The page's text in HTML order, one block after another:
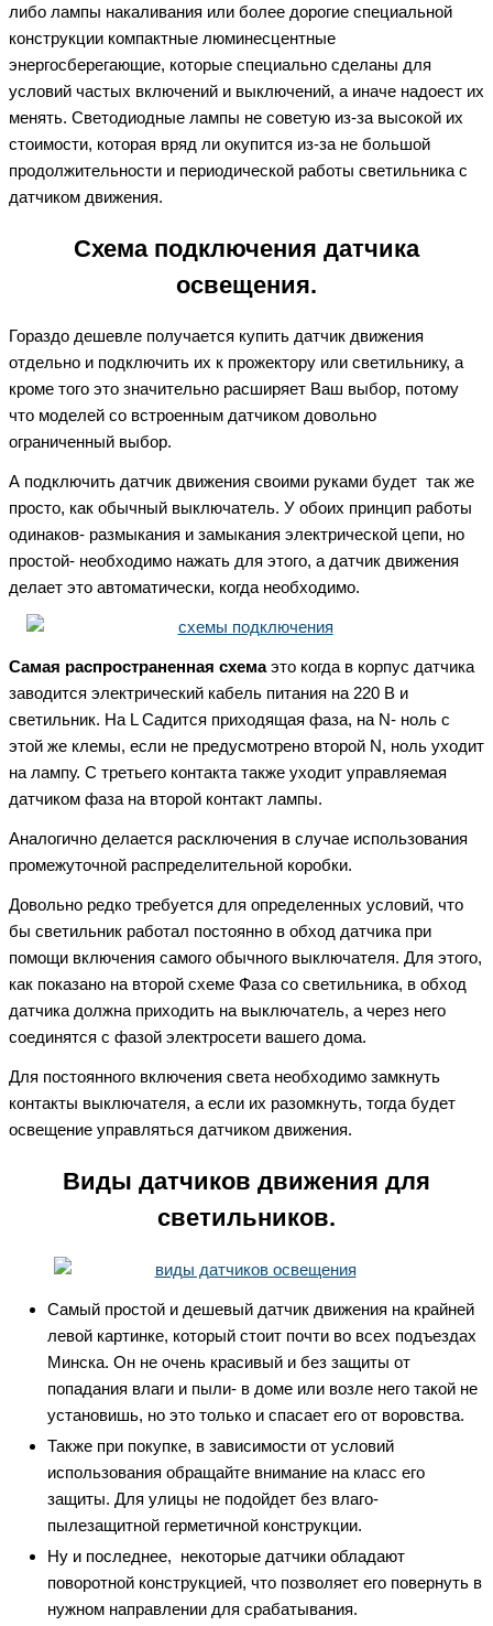
либо лампы накаливания или более дорогие специальной
конструкции компактные люминесцентные
энергосберегающие, которые специально сделаны для
условий частых включений и выключений, а иначе надоест их
менять. Светодиодные лампы не советую из-за высокой их
стоимости, которая вряд ли окупится из-за не большой
продолжительности и периодической работы светильника с
датчиком движения.
Схема подключения датчика
освещения.
Гораздо дешевле получается купить датчик движения
отдельно и подключить их к прожектору или светильнику, а
кроме того это значительно расширяет Ваш выбор, потому
что моделей со встроенным датчиком довольно
ограниченный выбор.
А подключить датчик движения своими руками будет так же
просто, как обычный выключатель. У обоих принцип работы
одинаков- размыкания и замыкания электрической цепи, но
простой- необходимо нажать для этого, а датчик движения
делает это автоматически, когда необходимо.
Самая распространенная схемаэто когда в корпус датчика
заводится электрический кабель питания на 220 В и
светильник. На L Садится приходящая фаза, на N- ноль с
этой же клемы, если не предусмотрено второй N, ноль уходит
на лампу. С третьего контакта также уходит управляемая
датчиком фаза на второй контакт лампы.
Аналогично делается расключения в случае использования
промежуточной распределительной коробки.
Довольно редко требуется для определенных условий, что
бы светильник работал постоянно в обход датчика при
помощи включения самого обычного выключателя. Для этого,
как показано на второй схеме Фаза со светильника, в обход
датчика должна приходить на выключатель, а через него
соединятся с фазой электросети вашего дома.
Для постоянного включения света необходимо замкнуть
контакты выключателя, а если их разомкнуть, тогда будет
освещение управляться датчиком движения.
Виды датчиков движения для
светильников.
Самый простой и дешевый датчик движения на крайней
левой картинке, который стоит почти во всех подъездах
Минска. Он не очень красивый и без защиты от
попадания влаги и пыли- в доме или возле него такой не
установишь, но это только и спасает его от воровства.
Также при покупке, в зависимости от условий
использования обращайте внимание на класс его
защиты. Для улицы не подойдет без влаго-
пылезащитной герметичной конструкции.
Ну и последнее, некоторые датчики обладают
поворотной конструкцией, что позволяет его повернуть в
нужном направлении для срабатывания.